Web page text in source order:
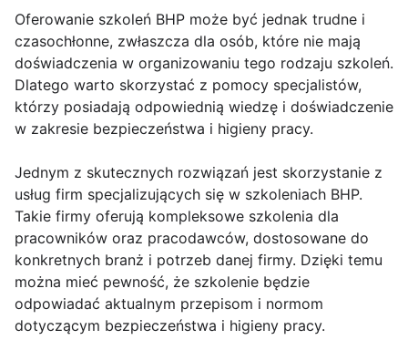
Oferowanie szkoleń BHP może być jednak trudne i
czasochłonne, zwłaszcza dla osób, które nie mają
doświadczenia w organizowaniu tego rodzaju szkoleń.
Dlatego warto skorzystać z pomocy specjalistów,
którzy posiadają odpowiednią wiedzę i doświadczenie
w zakresie bezpieczeństwa i higieny pracy.
Jednym z skutecznych rozwiązań jest skorzystanie z
usług firm specjalizujących się w szkoleniach BHP.
Takie firmy oferują kompleksowe szkolenia dla
pracowników oraz pracodawców, dostosowane do
konkretnych branż i potrzeb danej firmy. Dzięki temu
można mieć pewność, że szkolenie będzie
odpowiadać aktualnym przepisom i normom
dotyczącym bezpieczeństwa i higieny pracy.